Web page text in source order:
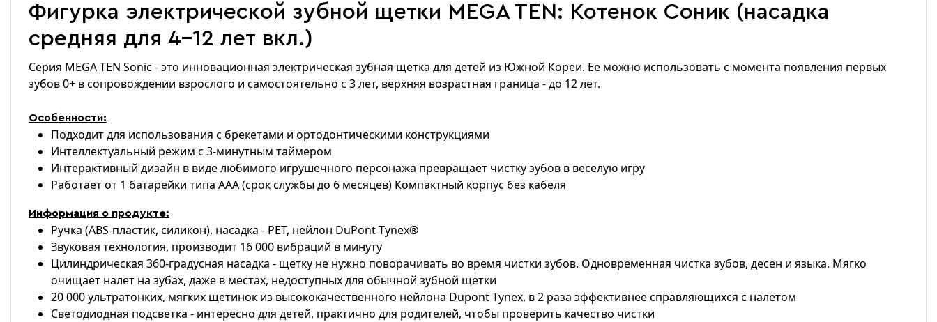
Фигурка электрической зубной щетки MEGA TEN: Котенок Соник (насадка
средняя для 4-12 лет вкл.)
Серия MEGA TEN Sonic - это инновационная электрическая зубная щетка для детей из Южной Кореи. Ее можно использовать с момента появления первых
зубов 0+ в сопровождении взрослого и самостоятельно с 3 лет, верхняя возрастная граница - до 12 лет.
Особенности:
Подходит для использования с брекетами и ортодонтическими конструкциями
Интеллектуальный режим с 3-минутным таймером
Интерактивный дизайн в виде любимого игрушечного персонажа превращает чистку зубов в веселую игру
Работает от 1 батарейки типа ААА (срок службы до 6 месяцев) Компактный корпус без кабеля
Информация о продукте:
Ручка (ABS-пластик, силикон), насадка - PET, нейлон DuPont Tynex®
Звуковая технология, производит 16 000 вибраций в минуту
Цилиндрическая 360-градусная насадка - щетку не нужно поворачивать во время чистки зубов. Одновременная чистка зубов, десен и языка. Мягко
очищает налет на зубах, даже в местах, недоступных для обычной зубной щетки
20 000 ультратонких, мягких щетинок из высококачественного нейлона Dupont Tynex, в 2 раза эффективнее справляющихся с налетом
Светодиодная подсветка - интересно для детей, практично для родителей, чтобы проверить качество чистки